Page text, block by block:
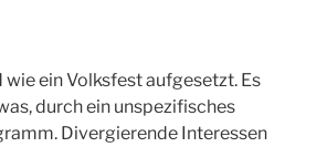
ein Volksfest aufgesetzt. Es
durch ein unspezifisches
Divergierende Interessen